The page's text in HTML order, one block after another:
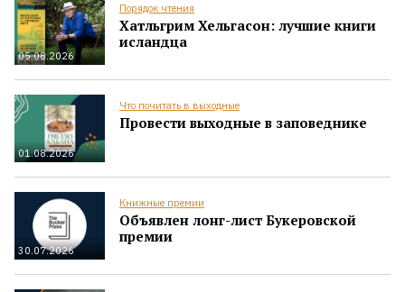
05.08.2026
Порядок чтения
Хатльгрим Хельгасон: лучшие книги
исландца
01.08.2026
Что почитать в выходные
Провести выходные в заповеднике
30.07.2026
Книжные премии
Объявлен лонг-лист Букеровской
премии